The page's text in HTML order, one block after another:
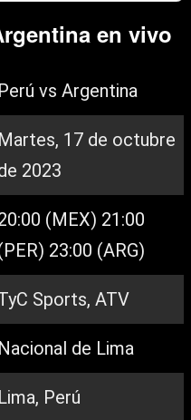
en vivo
Perú vs Argentina
Martes, 17 de octubre
2023
(MEX) 21:00
23:00 (ARG)
Sports, ATV
Nacional de Lima
Lima, Perú